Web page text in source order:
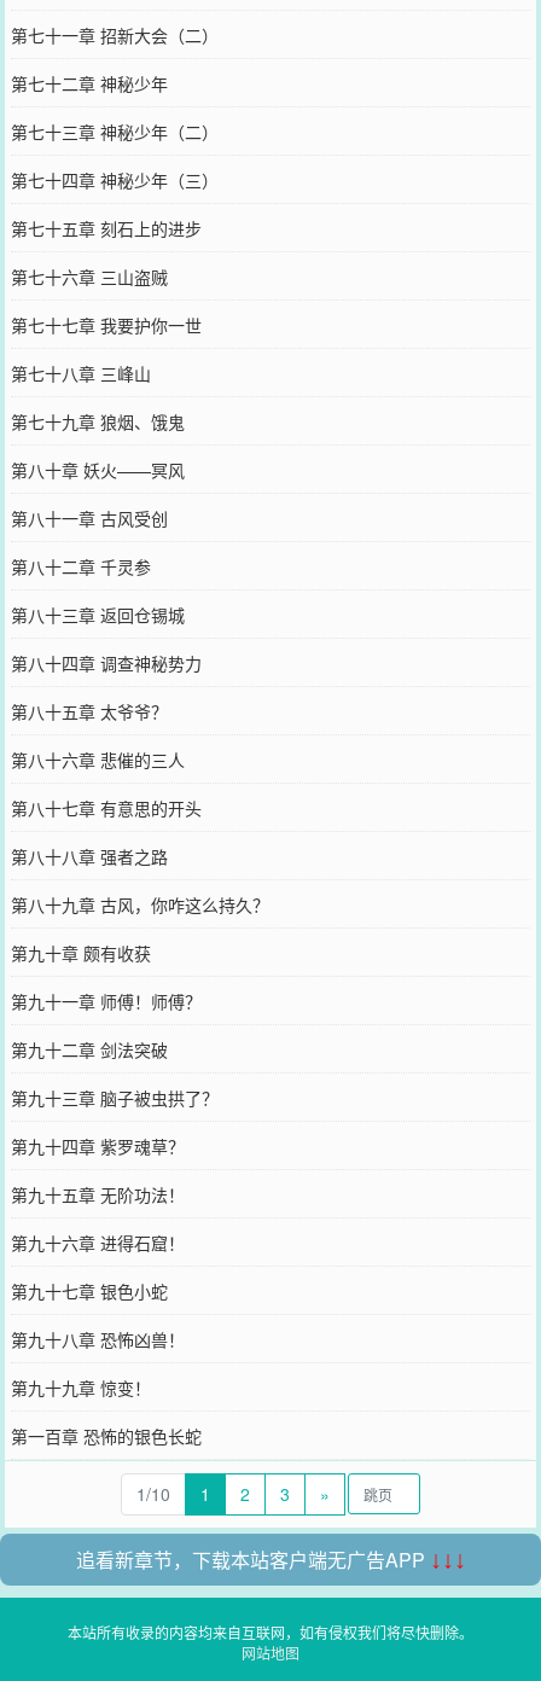
第七十一章 招新大会（二）
第七十二章 神秘少年
第七十三章 神秘少年（二）
第七十四章 神秘少年（三）
第七十五章 刻石上的进步
第七十六章 三山盗贼
第七十七章 我要护你一世
第七十八章 三峰山
第七十九章 狼烟、饿鬼
第八十章 妖火——冥风
第八十一章 古风受创
第八十二章 千灵参
第八十三章 返回仓锡城
第八十四章 调查神秘势力
第八十五章 太爷爷？
第八十六章 悲催的三人
第八十七章 有意思的开头
第八十八章 强者之路
第八十九章 古风，你咋这么持久？
第九十章 颇有收获
第九十一章 师傅！师傅？
第九十二章 剑法突破
第九十三章 脑子被虫拱了？
第九十四章 紫罗魂草？
第九十五章 无阶功法！
第九十六章 进得石窟！
第九十七章 银色小蛇
第九十八章 恐怖凶兽！
第九十九章 惊变！
第一百章 恐怖的银色长蛇
1/10 1 2 3 »
追看新章节，下载本站客户端无广告APP ↓↓↓
本站所有收录的内容均来自互联网，如有侵权我们将尽快删除。
网站地图